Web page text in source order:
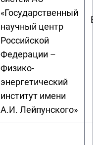
«Государственный
научный центр
Российской
Федерации –
Физико-
энергетический
институт имени
А.И. Лейпунского»